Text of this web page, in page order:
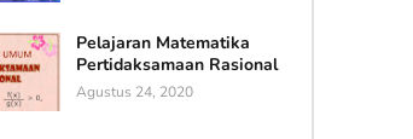
Pelajaran Matematika
Pertidaksamaan Rasional
Agustus 24, 2020